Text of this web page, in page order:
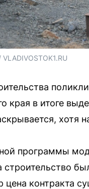
края в итоге
хотя
программы
строительство
цена контракта